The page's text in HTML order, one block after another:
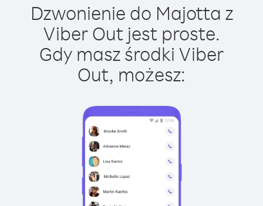
Dzwonienie do Majotta z
Viber Out jest proste.
Gdy masz środki Viber
Out, możesz: